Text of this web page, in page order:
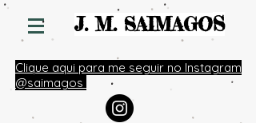
J. M. SAIMAGOS
Clique aqui para me seguir no Instagram
@saimagos